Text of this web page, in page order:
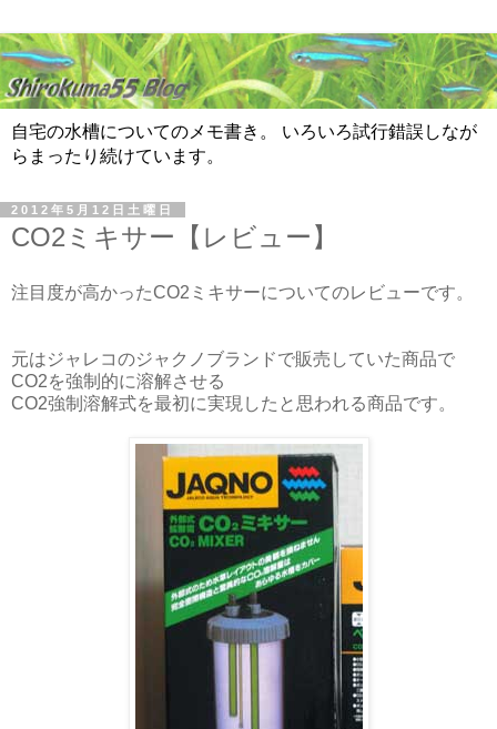
自宅の水槽についてのメモ書き。 いろいろ試行錯誤しなが
らまったり続けています。
2012年5月12日土曜日
CO2ミキサー【レビュー】
注目度が高かったCO2ミキサーについてのレビューです。
元はジャレコのジャクノブランドで販売していた商品で
CO2を強制的に溶解させる
CO2強制溶解式を最初に実現したと思われる商品です。